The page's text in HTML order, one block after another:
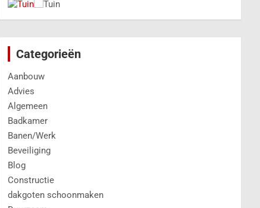
Categorieën
Aanbouw
Advies
Algemeen
Badkamer
Banen/Werk
Beveiliging
Blog
Constructie
dakgoten schoonmaken